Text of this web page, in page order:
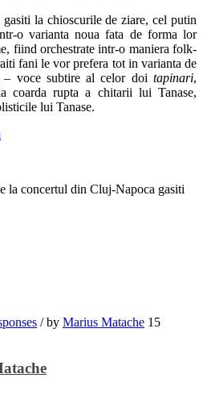
la chioscurile de ziare, cel putin
o varianta noua fata de forma lor
fiind orchestrate intr-o maniera folk-
fani le vor prefera tot in varianta de
– voce subtire al celor doi tapinari,
coarda rupta a chitarii lui Tanase,
lui Tanase.
la concertul din Cluj-Napoca gasiti
/by Marius Matache 15